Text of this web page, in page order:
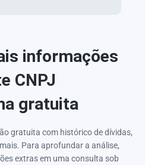
informações
CNPJ
gratuita
gratuita com histórico de dívidas,
Para aprofundar a análise,
extras em uma consulta sob